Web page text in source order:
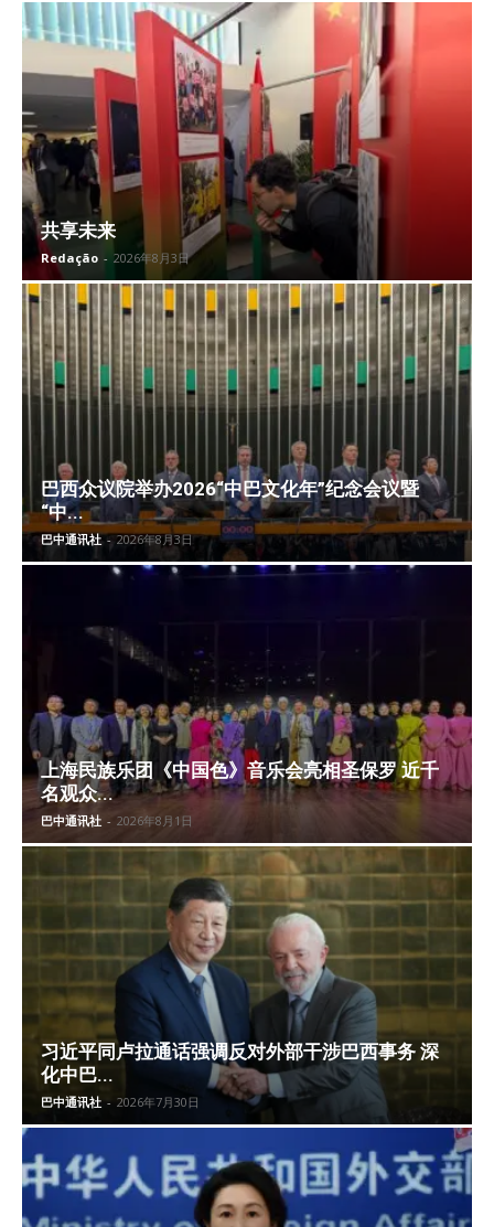
共享未来
Redação - 2026年8月3日
巴西众议院举办2026“中巴文化年”纪念会议暨
“中...
巴中通讯社 - 2026年8月3日
上海民族乐团《中国色》音乐会亮相圣保罗 近千
名观众...
巴中通讯社 - 2026年8月1日
习近平同卢拉通话强调反对外部干涉巴西事务 深
化中巴...
巴中通讯社 - 2026年7月30日